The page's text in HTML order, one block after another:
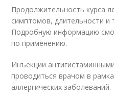
Продолжительность курса
симптомов, длительности и
Подробную информацию
по применению.
Инъекции
проводиться врачом в
аллергических заболеваний.